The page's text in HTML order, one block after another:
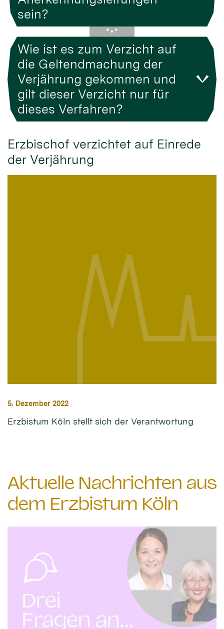
sein?
Wie ist es zum Verzicht auf
die Geltendmachung der
Verjährung gekommen und
gilt dieser Verzicht nur für
dieses Verfahren?
Erzbischof verzichtet auf Einrede
der Verjährung
5. Dezember 2022
Erzbistum Köln stellt sich der Verantwortung
Aktuelle Nachrichten aus
dem Erzbistum Köln